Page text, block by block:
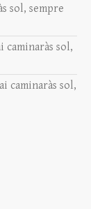
sol, sempre
caminaràs sol,
caminaràs sol,